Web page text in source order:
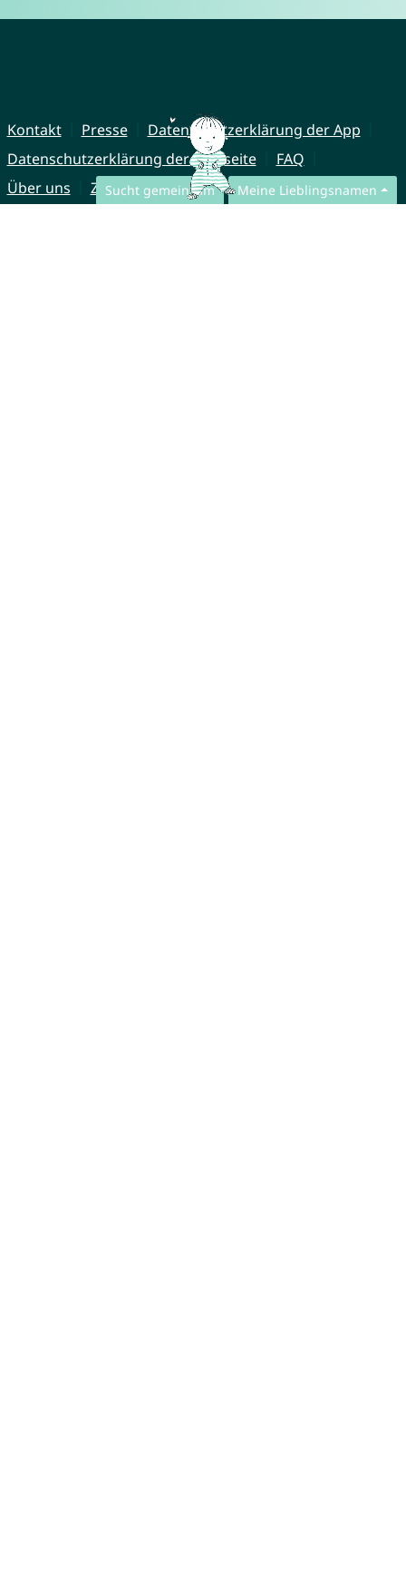
Sucht gemeinsam Meine Lieblingsnamen
Kontakt Presse
Datenschutzerklärung der App
Datenschutzerklärung der Webseite
FAQ
Über uns
Zusammenarbeit Impressum